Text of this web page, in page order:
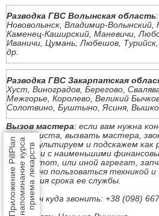
Приложение PillPlanнапоминание курсаприема лекарств
Разводка ГВС Волынская область
Нововолынск, Владимир-
Каменец-Каширский, Маневичи,
Иваничи, Цумань, Любешов,
др.
Разводка ГВС Закарпатская
Хуст, Виноградов, Берегово,
Межгорье, Королево, Великий
Солотвино, Буштыно, Ясиня,
Вызов мастера: если вам нужна
специалиста, вызвать мастера,
проконсультируем и подскажем
быстро и с наименьшими
купить тот, или иной агрегат,
безопасно пользоваться техникой
продления срока ее службы.
Под ключ куда звонить: +38 (098)